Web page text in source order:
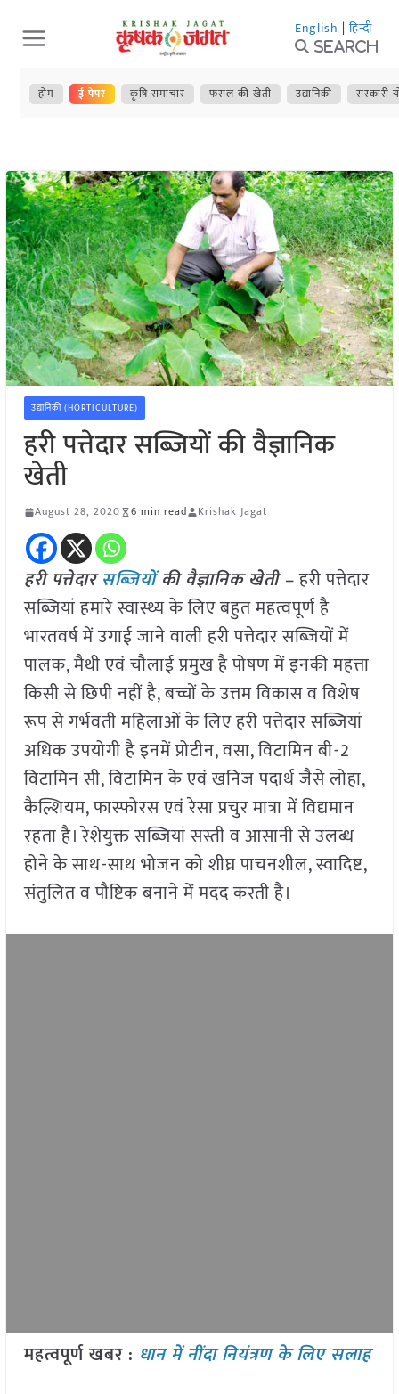
Skip
to
content
English | हिन्दी
Search
होम ई-पेपर कृषि समाचार फसल की खेती उद्यानिकी सरकारी
उद्यानिकी (HORTICULTURE)
हरी पत्तेदार सब्जियों की वैज्ञानिक
खेती
August 28, 2020 6 min read Krishak Jagat
हरी पत्तेदारसब्जियोंकी वैज्ञानिक खेती –हरी पत्तेदार
सब्जियां हमारे स्वास्थ्य के लिए बहुत महत्वपूर्ण है
भारतवर्ष में उगाई जाने वाली हरी पत्तेदार सब्जियों में
पालक, मैथी एवं चौलाई प्रमुख है पोषण में इनकी महत्ता
किसी से छिपी नहीं है, बच्चों के उत्तम विकास व विशेष
रूप से गर्भवती महिलाओं के लिए हरी पत्तेदार सब्जियां
अधिक उपयोगी है इनमें प्रोटीन, वसा, विटामिन बी-2
विटामिन सी, विटामिन के एवं खनिज पदार्थ जैसे लोहा,
कैल्शियम, फास्फोरस एवं रेसा प्रचुर मात्रा में विद्यमान
रहता है। रेशेयुक्त सब्जियां सस्ती व आसानी से उलब्ध
होने के साथ-साथ भोजन को शीघ्र पाचनशील, स्वादिष्ट,
संतुलित व पौष्टिक बनाने में मदद करती है।
महत्वपूर्ण खबर : धान में नींदा नियंत्रण के लिए सलाह